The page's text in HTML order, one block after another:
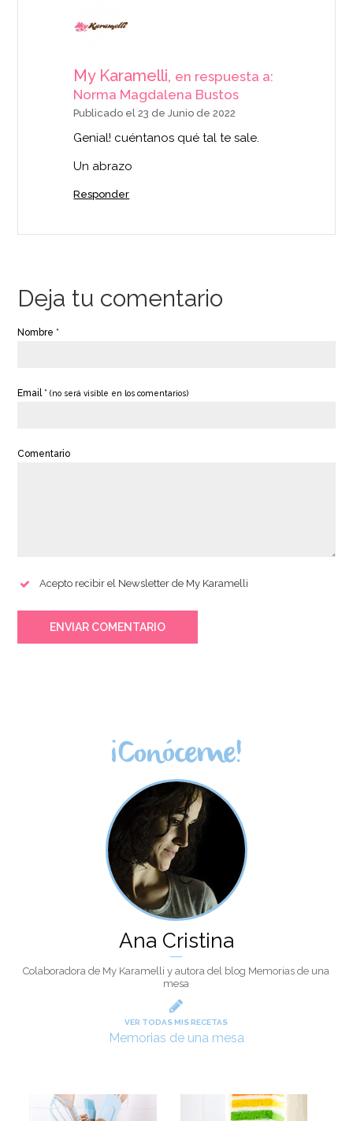
My Karamelli, en respuesta a:
Norma Magdalena Bustos
Publicado el 23 de Junio de 2022
Genial! cuéntanos qué tal te sale.
Un abrazo
Responder
Deja tu comentario
Nombre *
Email *(no será visible en los comentarios)
Comentario
Acepto recibir el Newsletter de My Karamelli
ENVIAR COMENTARIO
¡Conóceme!
Ana Cristina
Colaboradora de My Karamelli y autora del blog Memorias de una
mesa
VER TODAS MIS RECETAS
Memorias de una mesa